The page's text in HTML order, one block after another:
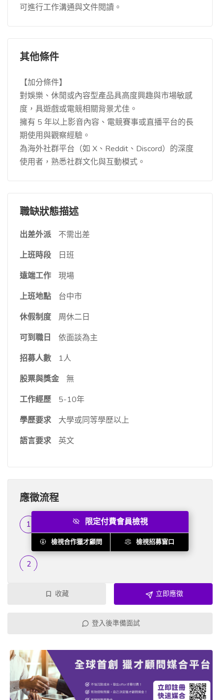
可進行工作溝通與文件閱讀。
其他條件
【加分條件】
對娛樂、休閒或內容型產品具高度興趣與市場敏感
度，具遊戲或電競相關背景尤佳。
擁有 5 年以上影音內容、電競賽事或直播平台的長
期使用與觀察經驗。
為海外社群平台（如 X、Reddit、Discord）的深度
使用者，熟悉社群文化與互動模式。
職缺狀態描述
出差外派
不需出差
上班時段
日班
遠端工作
現場
上班地點
台中市
休假制度
周休二日
可到職日
依面談為主
招募人數
1人
股票與獎金
無
工作經歷
5-10年
學歷要求
大學或同等學歷以上
語言要求
英文
應徵流程
履歷篩選
...
限定付費會員檢視
檢視合作獵才顧問 檢視招募窗口
收藏 立即應徵
登入後準備面試